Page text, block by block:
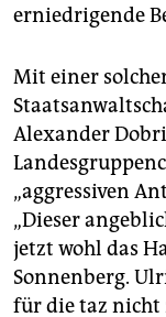
erniedrigende
Mit einer
Alexander
„aggressiven
„Dieser
jetzt wohl das
Sonnenberg.
für die taz nicht